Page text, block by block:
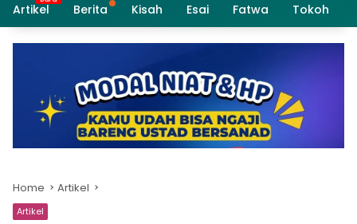
Artikel Berita Kisah Esai Fatwa Tokoh
Home Artikel
Artikel